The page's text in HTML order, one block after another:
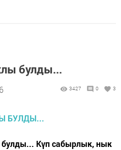
булды...
3427 0 3
Күп сабырлык, нык